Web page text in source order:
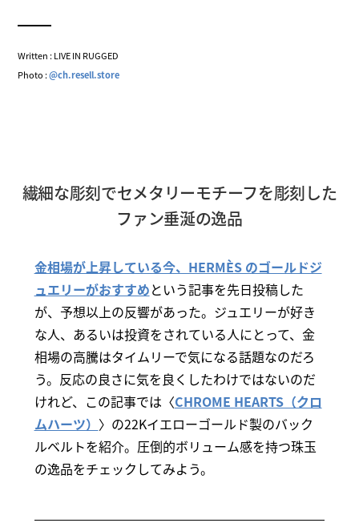
Written : LIVE IN RUGGED
Photo :@ch.resell.store
繊細な彫刻でセメタリーモチーフを彫刻した
ファン垂涎の逸品
金相場が上昇している今、HERMÈS のゴールドジ
ュエリーがおすすめという記事を先日投稿した
が、予想以上の反響があった。ジュエリーが好き
な人、あるいは投資をされている人にとって、金
相場の高騰はタイムリーで気になる話題なのだろ
う。反応の良さに気を良くしたわけではないのだ
けれど、この記事では〈CHROME HEARTS（クロ
ムハーツ） 〉の22Kイエローゴールド製のバック
ルベルトを紹介。圧倒的ボリューム感を持つ珠玉
の逸品をチェックしてみよう。